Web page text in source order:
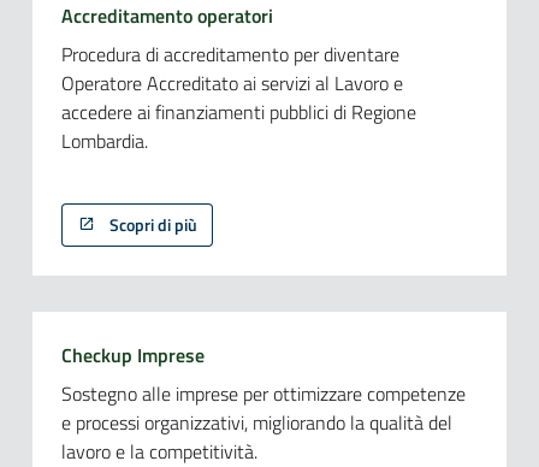
Accreditamento operatori
Procedura di accreditamento per diventare
Operatore Accreditato ai servizi al Lavoro e
accedere ai finanziamenti pubblici di Regione
Lombardia.
Scopri di più
Checkup Imprese
Sostegno alle imprese per ottimizzare competenze
e processi organizzativi, migliorando la qualità del
lavoro e la competitività.